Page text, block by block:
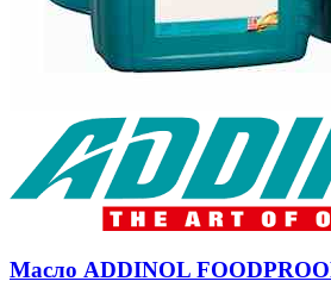
Масло ADDINOL